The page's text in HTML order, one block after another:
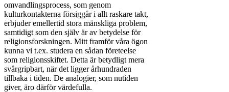
omvandlingsprocess, som genom
kulturkontakterna försiggår i allt raskare takt,
erbjuder emellertid stora mänskliga problem,
samtidigt som den själv är av betydelse för
religionsforskningen. Mitt framför våra ögon
kunna vi t.ex. studera en sådan företeelse
som religionsskiftet. Detta är betydligt mera
svårgripbart, när det ligger århundraden
tillbaka i tiden. De analogier, som nutiden
giver, äro därför värdefulla.